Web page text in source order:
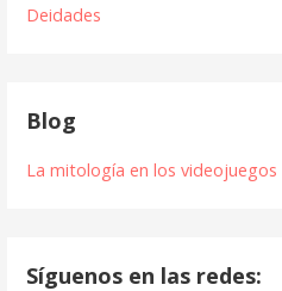
Deidades
Blog
La mitología en los videojuegos
Síguenos en las redes: